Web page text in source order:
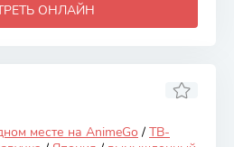
ОНЛАЙН
месте на AnimeGo / ТВ-